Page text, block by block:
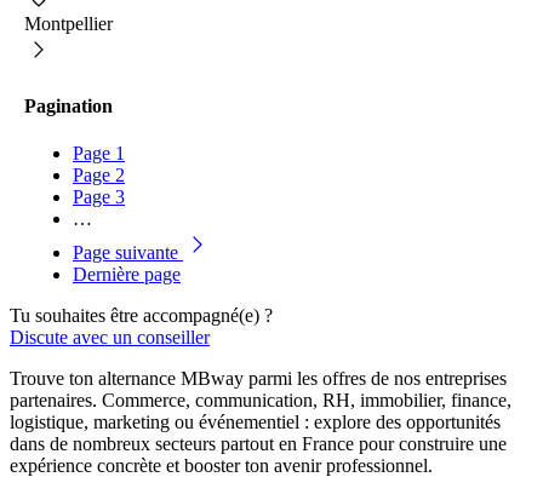
Montpellier
Pagination
Page 1
Page 2
Page 3
…
Page suivante
Dernière page
Tu souhaites être accompagné(e) ?
Discute avec un conseiller
Trouve ton alternance MBway parmi les offres de nos entreprises
partenaires. Commerce, communication, RH, immobilier, finance,
logistique, marketing ou événementiel : explore des opportunités
dans de nombreux secteurs partout en France pour construire une
expérience concrète et booster ton avenir professionnel.